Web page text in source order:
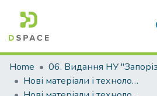
Communities & Collections
All of DSpace
Home
Нові матеріали і технологіі в металургії та машинобудуванні (НМТ)